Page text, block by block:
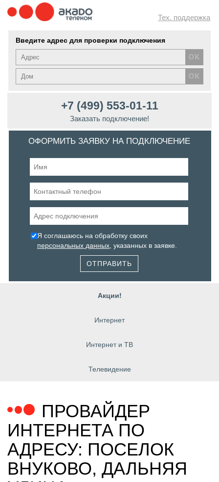
Тех. поддержка
Введите адрес для проверки подключения
+7 (499) 553-01-11
Заказать подключение!
ОФОРМИТЬ ЗАЯВКУ НА ПОДКЛЮЧЕНИЕ
Я соглашаюсь на обработку своих
персональных данных , указанных в заявке.
ОТПРАВИТЬ
Акции!
Интернет
Интернет и ТВ
Телевидение
ПРОВАЙДЕР
ИНТЕРНЕТА ПО
АДРЕСУ: ПОСЕЛОК
ВНУКОВО, ДАЛЬНЯЯ